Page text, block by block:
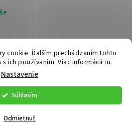
cookie. Ďalším prechádzaním tohto
s ich používaním. Viac informáciítu.
Nastavenie
Odmietnuť
Súhlasím
Vytvoril Shoptet
. Všetky práva vyhradené.Upraviť
cookies